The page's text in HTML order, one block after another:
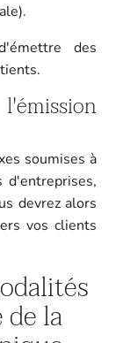
des
soumises à
d'entreprises,
devrez alors
vos clients
la